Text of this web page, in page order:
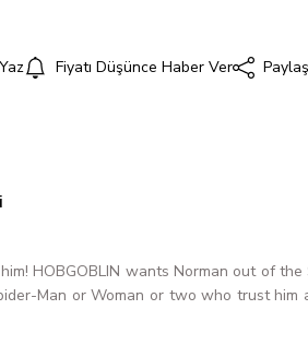
Fiyatı Düşünce Haber Ver Paylaş
HOBGOBLIN wants Norman out of the
Man or Woman or two who trust